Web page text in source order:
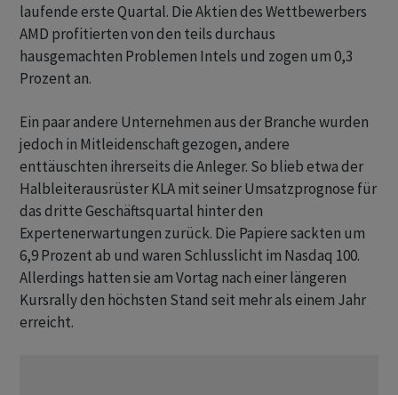
laufende erste Quartal. Die Aktien des Wettbewerbers
AMD profitierten von den teils durchaus
hausgemachten Problemen Intels und zogen um 0,3
Prozent an.
Ein paar andere Unternehmen aus der Branche wurden
jedoch in Mitleidenschaft gezogen, andere
enttäuschten ihrerseits die Anleger. So blieb etwa der
Halbleiterausrüster KLA mit seiner Umsatzprognose für
das dritte Geschäftsquartal hinter den
Expertenerwartungen zurück. Die Papiere sackten um
6,9 Prozent ab und waren Schlusslicht im Nasdaq 100.
Allerdings hatten sie am Vortag nach einer längeren
Kursrally den höchsten Stand seit mehr als einem Jahr
erreicht.